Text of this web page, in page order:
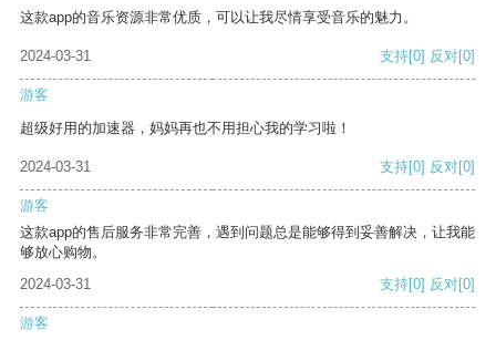
这款app的音乐资源非常优质，可以让我尽情享受音乐的魅力。
2024-03-31 支持[0] 反对[0]
游客
超级好用的加速器，妈妈再也不用担心我的学习啦！
2024-03-31 支持[0] 反对[0]
游客
这款app的售后服务非常完善，遇到问题总是能够得到妥善解决，让我能
够放心购物。
2024-03-31
支持[0] 反对[0]
游客